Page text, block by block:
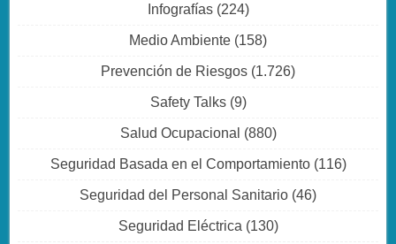
Infografías(224)
Medio Ambiente (158)
Prevención de Riesgos (1.726)
Safety Talks(9)
Salud Ocupacional (880)
Seguridad Basada en el Comportamiento(116)
Seguridad del Personal Sanitario (46)
Seguridad Eléctrica (130)